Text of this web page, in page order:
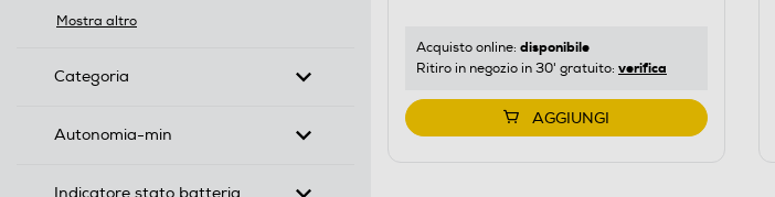
Filtra per Marca: ROWENTA
Mostra altro
Categoria
Autonomia-min
Indicatore stato batteria
Acquisto online: disponibile
Ritiro in negozio in 30' gratuito: verifica
AGGIUNGI